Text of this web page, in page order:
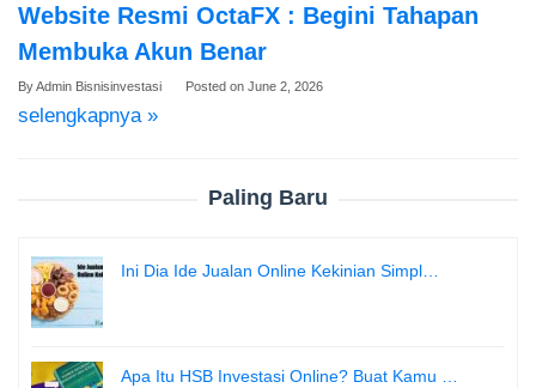
Website Resmi OctaFX : Begini Tahapan
Membuka Akun Benar
ByAdmin Bisnisinvestasi Posted on June 2, 2026
selengkapnya »
Paling Baru
Ini Dia Ide Jualan Online Kekinian Simpl…
Apa Itu HSB Investasi Online? Buat Kamu …